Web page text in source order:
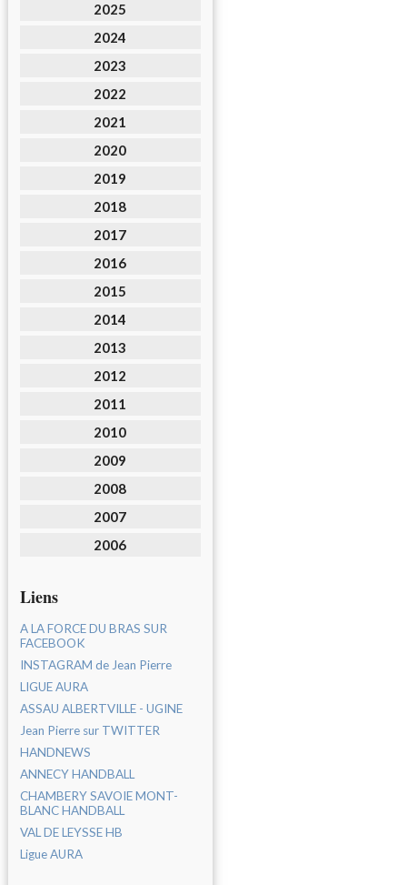
2025
2024
2023
2022
2021
2020
2019
2018
2017
2016
2015
2014
2013
2012
2011
2010
2009
2008
2007
2006
Liens
A LA FORCE DU BRAS SUR
FACEBOOK
INSTAGRAM de Jean Pierre
LIGUE AURA
ASSAU ALBERTVILLE - UGINE
Jean Pierre sur TWITTER
HANDNEWS
ANNECY HANDBALL
CHAMBERY SAVOIE MONT-
BLANC HANDBALL
VAL DE LEYSSE HB
Ligue AURA